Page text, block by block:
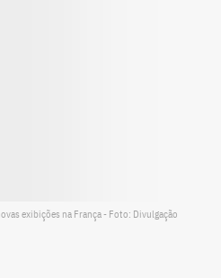
exibições na França - Foto: Divulgação